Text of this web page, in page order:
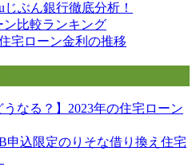
ぶん銀行徹底分析！
ン比較ランキング
宅ローン金利の推移
うなる？】2023年の住宅ローン
申込限定のりそな借り換え住宅